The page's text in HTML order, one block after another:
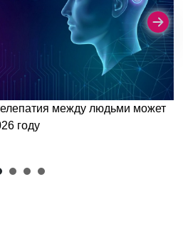
между людьми может
году